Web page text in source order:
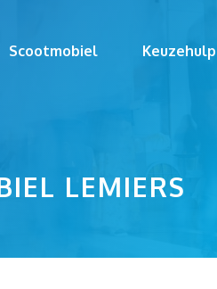
Scootmobiel Keuzehulp
LEMIERS